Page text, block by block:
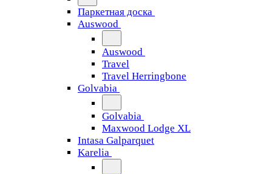
Паркетная доска
Auswood
Auswood
Travel
Travel Herringbone
Golvabia
Golvabia
Maxwood Lodge XL
Intasa Galparquet
Karelia